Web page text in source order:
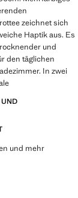
zeichnet sich
Haptik aus. Es
und
den täglichen
In zwei
UND
und mehr